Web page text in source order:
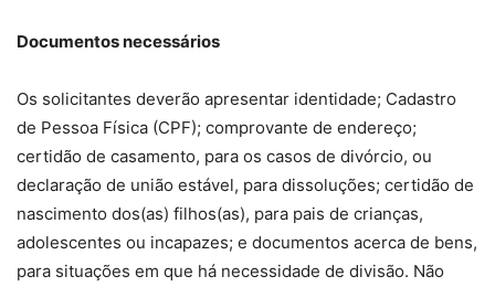
Documentos necessários
Os solicitantes deverão apresentar identidade; Cadastro
de Pessoa Física (CPF); comprovante de endereço;
certidão de casamento, para os casos de divórcio, ou
declaração de união estável, para dissoluções; certidão de
nascimento dos(as) filhos(as), para pais de crianças,
adolescentes ou incapazes; e documentos acerca de bens,
para situações em que há necessidade de divisão. Não